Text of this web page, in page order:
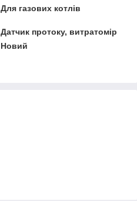
Для газових котлів
Датчик протоку, витратомір
Новий